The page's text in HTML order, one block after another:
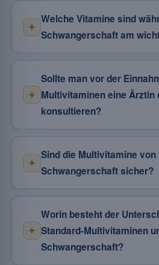
Welche Vitamine sind
Schwangerschaft am
Sollte man vor der
Multivitaminen eine Ärztin
konsultieren?
Sind die Multivitamine
Schwangerschaft sicher?
Worin besteht der
Standard-Multivitaminen
Schwangerschaft?